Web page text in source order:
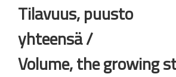
Tilavuus, puusto
yhteensä /
Volume, the growing